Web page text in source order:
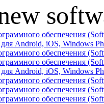
обеспечения
Android, iOS, Windows
обеспечения
обеспечения
Android, iOS, Windows
обеспечения
обеспечения
обеспечения